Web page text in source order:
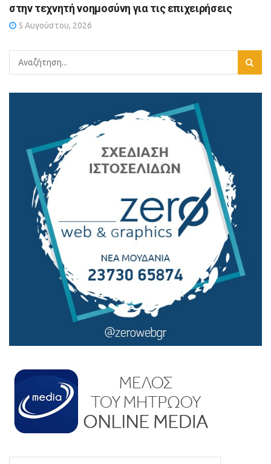
στην τεχνητή νοημοσύνη για τις επιχειρήσεις
5 Αυγούστου, 2026